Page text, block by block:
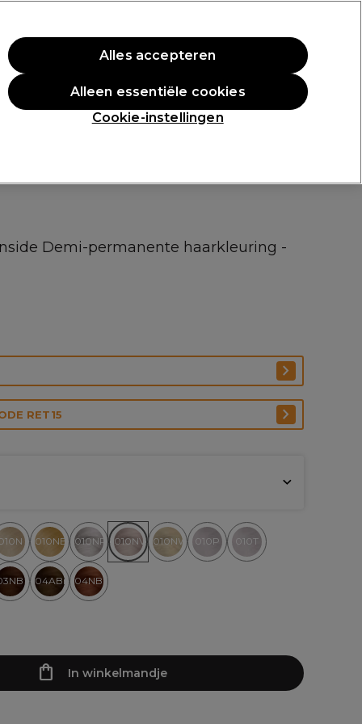
Aanmelden
Professionele Awards
Demi-permanente haarkleuring -
RET15
010NB 010NP 010NV 010NW 010P 010T
04ABn 04NB
In winkelmandje
Cookie-instellingen
Alleen essentiële cookies
Alles accepteren